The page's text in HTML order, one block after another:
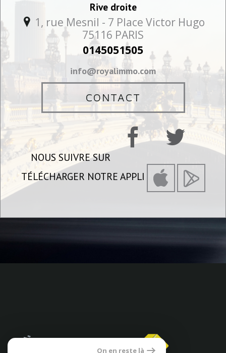
Rive droite
1, rue Mesnil - 7 Place Victor Hugo
75116 PARIS
0145051505
info@royalimmo.com
CONTACT
NOUS SUIVRE SUR
TÉLÉCHARGER NOTRE APPLI
On en reste là